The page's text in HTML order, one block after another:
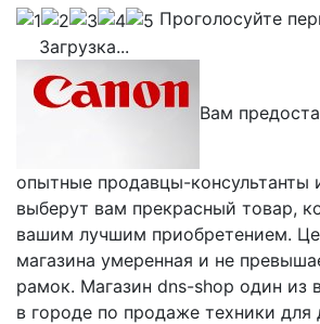
Проголосуйте
Загрузка...
Вам
опытные продавцы-консультанты
выберут вам прекрасный товар,
вашим лучшим приобретением.
магазина умеренная и не
рамок. Магазин dns-shop один из
в городе по продаже техники